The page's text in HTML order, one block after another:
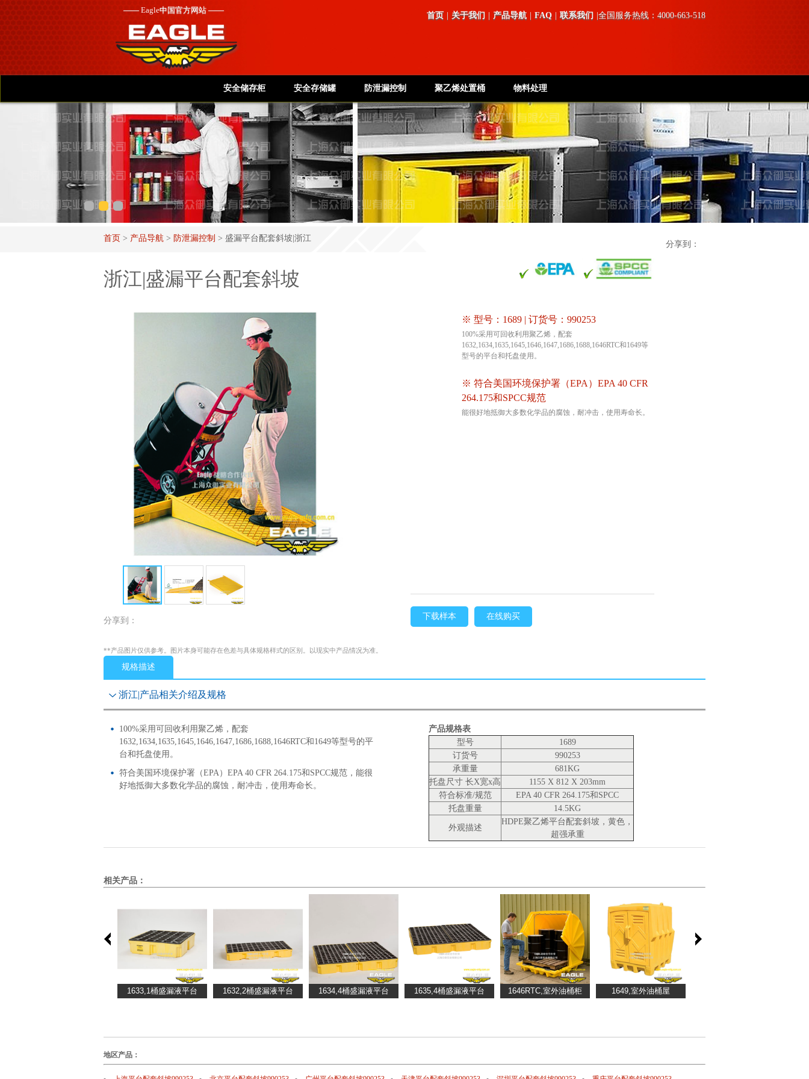
首页 关于我们 产品导航 FAQ 联系我们 |全国服务热线：4000-663-518
——Eagle中国官方网站 ——
安全储存柜 安全存储罐 防泄漏控制 聚乙烯处置桶 物料处理
分享到：
首页 > 产品导航 > 防泄漏控制 > 盛漏平台配套斜坡|浙江
浙江|盛漏平台配套斜坡
分享到：
**产品图片仅供参考。图片本身可能存在色差与具体规格样式的区别。以现实中产品情况为准。
※ 型号：1689 | 订货号：990253
100%采用可回收利用聚乙烯，配套
1632,1634,1635,1645,1646,1647,1686,1688,1646RTC和1649等
型号的平台和托盘使用。
※ 符合美国环境保护署（EPA）EPA 40 CFR
264.175和SPCC规范
能很好地抵御大多数化学品的腐蚀，耐冲击，使用寿命长。
下载样本 在线购买
规格描述
浙江|产品相关介绍及规格
100%采用可回收利用聚乙烯，配套
1632,1634,1635,1645,1646,1647,1686,1688,1646RTC和1649等型号的平
台和托盘使用。
符合美国环境保护署（EPA）EPA 40 CFR 264.175和SPCC规范，能很
好地抵御大多数化学品的腐蚀，耐冲击，使用寿命长。
产品规格表
型号
1689
订货号
990253
承重量
681KG
托盘尺寸 长X宽x高
1155 X 812 X 203mm
符合标准/规范
EPA 40 CFR 264.175和SPCC
托盘重量
14.5KG
外观描述
HDPE聚乙烯平台配套斜坡，黄色，
超强承重
相关产品：
地区产品：